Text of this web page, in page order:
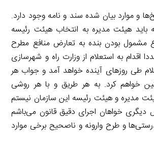
و موارد بیان شده سند و نامه وجود دارد.
باید هیئت مدیره به انتخاب هیئت رئیسه
مشمول بودن بنده به تعارض منافع مطرح
اقدام به استعلام از وزارت راه و شهرسازی
طی روزهای آینده خواهد آمد و جواب هر
خواهم کرد. به هر طریق و با هر روشی
مدیره و هیئت رئیسه این سازمان نیستم
دیگری خواهان اجرای دقیق قانون می‌باشم
و طرح وارونه و ناصحیح برخی موارد